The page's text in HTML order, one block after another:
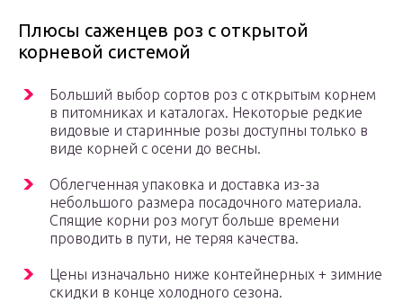
Плюсы саженцев роз с открытой
корневой системой
Больший выбор сортов роз с открытым корнем
в питомниках и каталогах. Некоторые редкие
видовые и старинные розы доступны только в
виде корней с осени до весны.
Облегченная упаковка и доставка из-за
небольшого размера посадочного материала.
Спящие корни роз могут больше времени
проводить в пути, не теряя качества.
Цены изначально ниже контейнерных + зимние
скидки в конце холодного сезона.